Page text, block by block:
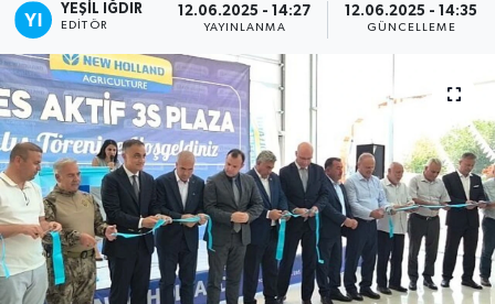
YEŞIL IĞDIR
EDITÖR
12.06.2025 - 14:27
YAYINLANMA
12.06.2025 - 14:35
GÜNCELLEME